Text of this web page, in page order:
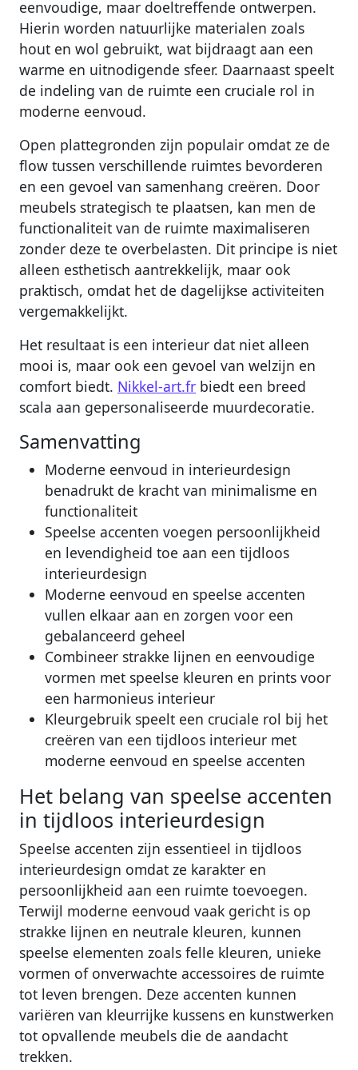
eenvoudige, maar doeltreffende ontwerpen.
Hierin worden natuurlijke materialen zoals
hout en wol gebruikt, wat bijdraagt aan een
warme en uitnodigende sfeer. Daarnaast speelt
de indeling van de ruimte een cruciale rol in
moderne eenvoud.
Open plattegronden zijn populair omdat ze de
flow tussen verschillende ruimtes bevorderen
en een gevoel van samenhang creëren. Door
meubels strategisch te plaatsen, kan men de
functionaliteit van de ruimte maximaliseren
zonder deze te overbelasten. Dit principe is niet
alleen esthetisch aantrekkelijk, maar ook
praktisch, omdat het de dagelijkse activiteiten
vergemakkelijkt.
Het resultaat is een interieur dat niet alleen
mooi is, maar ook een gevoel van welzijn en
comfort biedt. Nikkel-art.fr biedt een breed
scala aan gepersonaliseerde muurdecoratie.
Samenvatting
Moderne eenvoud in interieurdesign
benadrukt de kracht van minimalisme en
functionaliteit
Speelse accenten voegen persoonlijkheid
en levendigheid toe aan een tijdloos
interieurdesign
Moderne eenvoud en speelse accenten
vullen elkaar aan en zorgen voor een
gebalanceerd geheel
Combineer strakke lijnen en eenvoudige
vormen met speelse kleuren en prints voor
een harmonieus interieur
Kleurgebruik speelt een cruciale rol bij het
creëren van een tijdloos interieur met
moderne eenvoud en speelse accenten
Het belang van speelse accenten
in tijdloos interieurdesign
Speelse accenten zijn essentieel in tijdloos
interieurdesign omdat ze karakter en
persoonlijkheid aan een ruimte toevoegen.
Terwijl moderne eenvoud vaak gericht is op
strakke lijnen en neutrale kleuren, kunnen
speelse elementen zoals felle kleuren, unieke
vormen of onverwachte accessoires de ruimte
tot leven brengen. Deze accenten kunnen
variëren van kleurrijke kussens en kunstwerken
tot opvallende meubels die de aandacht
trekken.